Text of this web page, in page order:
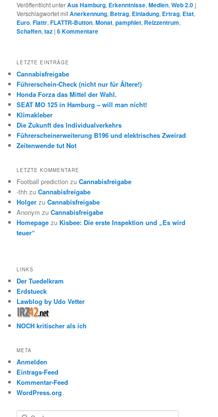
Veröffentlicht unterAus Hamburg, Erkenntnisse,Medien,Web 2.0 |
Verschlagwortet mitAnerkennung, Betrag, Einladung, Ertrag, Etat,
Euro,Flattr,FLATTR-Button,Monat,pamphlet, Reizzentrum,
Schaffen,taz |6Kommentare
LETZTE EINTRÄGE
Cannabisfreigabe
Führerschein-Check (nicht nur für Ältere!)
Honda Forza das Mittel der Wahl.
SEAT MO 125 in Hamburg – will man nicht!
Klimakleber
Die Zukunft des Individualverkehrs
Führerscheinerweiterung B196 und elektrisches Zweirad
Zeitenwende tut Not
LETZTE KOMMENTARE
Football prediction zuCannabisfreigabe
-thh zuCannabisfreigabe
Holger zuCannabisfreigabe
Anonym zuCannabisfreigabe
Homepage zu Kisbee: Die erste Inspektion und „Es wird
teuer“
LINKS
Der Tuedelkram
Erdstueck
Lawblog by Udo Vetter
NOCH kritischer als ich
META
Anmelden
Eintrags-Feed
Kommentar-Feed
WordPress.org